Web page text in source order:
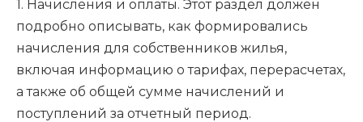
1. Начисления и оплаты. Этот раздел должен
подробно описывать, как формировались
начисления для собственников жилья,
включая информацию о тарифах, перерасчетах,
а также об общей сумме начислений и
поступлений за отчетный период.